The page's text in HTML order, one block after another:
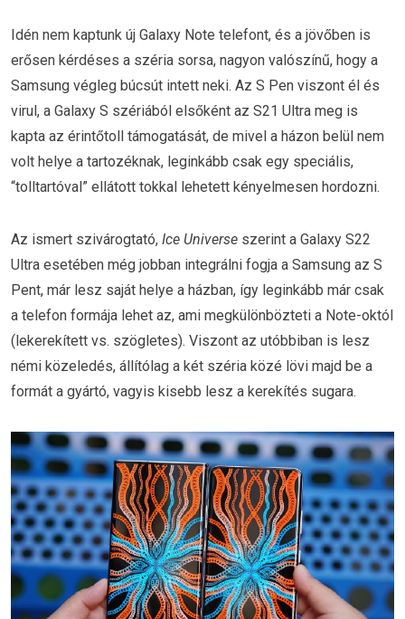
Idén nem kaptunk új Galaxy Note telefont, és a jövőben is
erősen kérdéses a széria sorsa, nagyon valószínű, hogy a
Samsung végleg búcsút intett neki. Az S Pen viszont él és
virul, a Galaxy S szériából elsőként az S21 Ultra meg is
kapta az érintőtoll támogatását, de mivel a házon belül nem
volt helye a tartozéknak, leginkább csak egy speciális,
“tolltartóval” ellátott tokkal lehetett kényelmesen hordozni.
Az ismert szivárogtató, Ice Universe szerint a Galaxy S22
Ultra esetében még jobban integrálni fogja a Samsung az S
Pent, már lesz saját helye a házban, így leginkább már csak
a telefon formája lehet az, ami megkülönbözteti a Note-októl
(lekerekített vs. szögletes). Viszont az utóbbiban is lesz
némi közeledés, állítólag a két széria közé lövi majd be a
formát a gyártó, vagyis kisebb lesz a kerekítés sugara.